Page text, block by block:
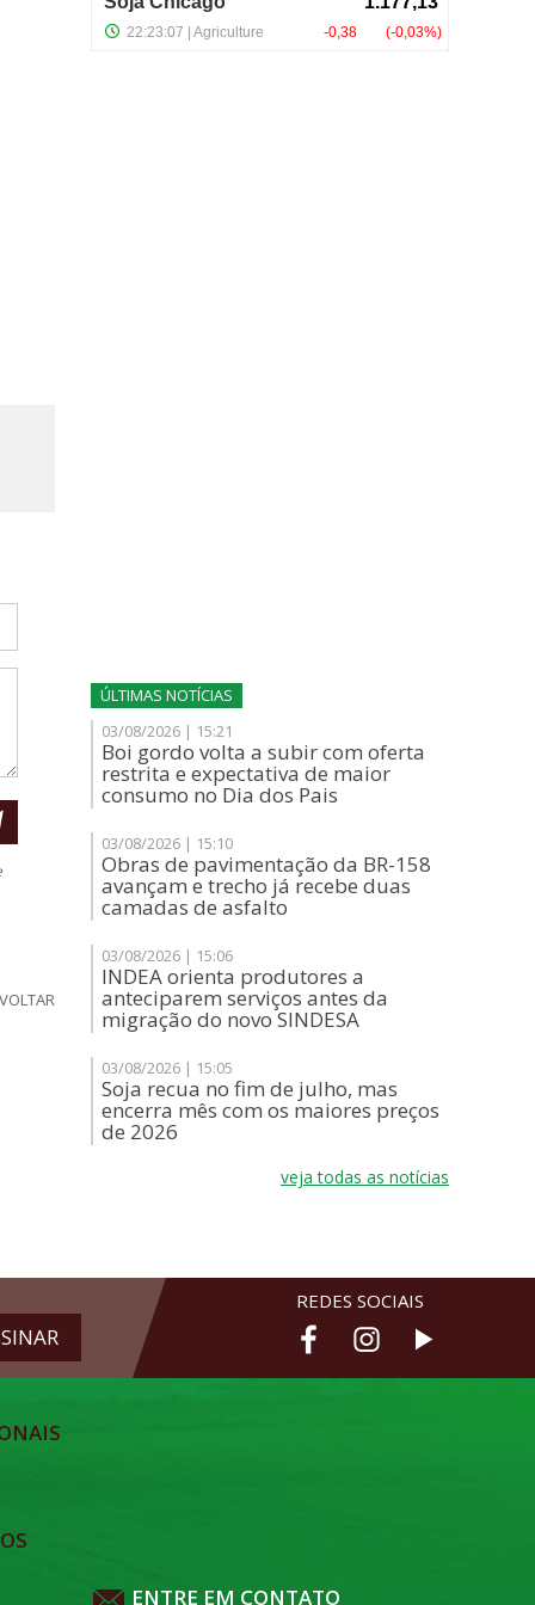
VOLTAR
ÚLTIMAS NOTÍCIAS
03/08/2026 | 15:21
Boi gordo volta a subir com oferta
restrita e expectativa de maior
consumo no Dia dos Pais
03/08/2026 | 15:10
Obras de pavimentação da BR-158
avançam e trecho já recebe duas
camadas de asfalto
03/08/2026 | 15:06
INDEA orienta produtores a
anteciparem serviços antes da
migração do novo SINDESA
03/08/2026 | 15:05
Soja recua no fim de julho, mas
encerra mês com os maiores preços
de 2026
veja todas as notícias
REDES SOCIAIS
ENTRE EM CONTATO